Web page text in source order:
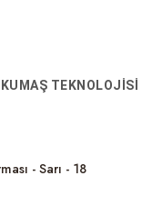
KUMAŞ TEKNOLOJISI
- Sarı - 18